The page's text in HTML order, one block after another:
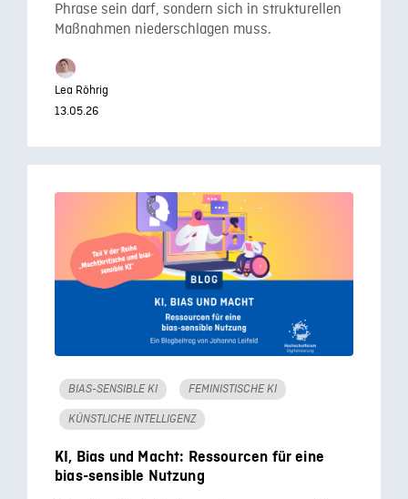
Phrase sein darf, sondern sich in strukturellen
Maßnahmen niederschlagen muss.
Lea Röhrig
13.05.26
BIAS-SENSIBLE KI FEMINISTISCHE KI
KÜNSTLICHE INTELLIGENZ
KI, Bias und Macht: Ressourcen für eine
bias-sensible Nutzung